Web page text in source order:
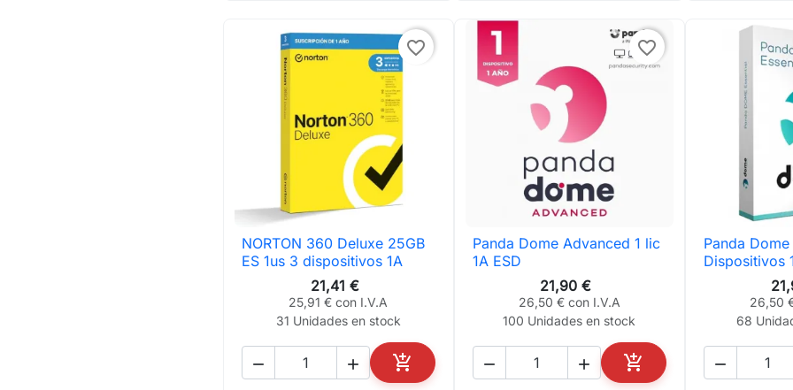
favorite_border
 Vista rápida
NORTON 360 Deluxe 25GB
ES 1us 3 dispositivos 1A
21,41 €
25,91 € con I.V.A
31 Unidades en stock
  
AÑADIR AL CARRITO
favorite_border
 Vista rápida
Panda Dome Advanced 1 lic
1A ESD
21,90 €
26,50 € con I.V.A
100 Unidades en stock
  
AÑADIR AL CARRITO

Panda
Dispositivos
26,50
68
